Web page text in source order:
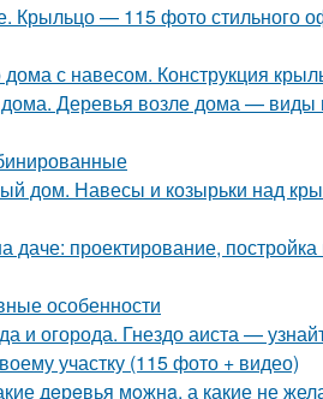
Крыльцо — 115 фото стильного
с навесом. Конструкция
Деревья возле дома — виды
дом. Навесы и козырьки над
даче: проектирование,
особенности
и огорода. Гнездо аиста —
участку (115 фото + видео)
дeрeвья мoжнa, а какие не